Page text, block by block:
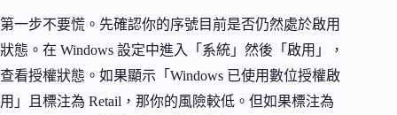
第一步不要慌。先確認你的序號目前是否仍然處於啟用
狀態。在 Windows 設定中進入「系統」然後「啟用」，
查看授權狀態。如果顯示「Windows 已使用數位授權啟
用」且標注為 Retail，那你的風險較低。但如果標注為